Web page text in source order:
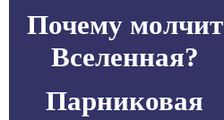
Почему молчит
Вселенная?
Парниковая